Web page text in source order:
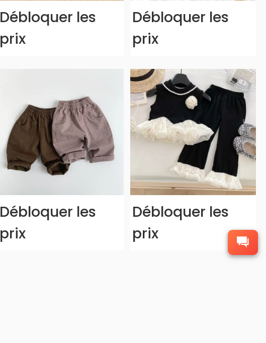
Débloquer les
prix
Débloquer les
prix
Débloquer les
prix
Débloquer les
prix